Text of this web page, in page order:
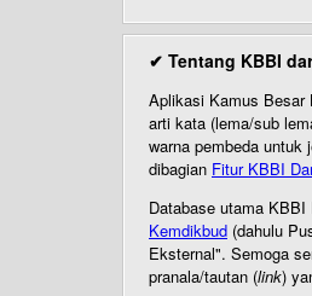
✔ Tentang KBBI
Aplikasi Kamus Besar
arti kata (lema/sub
warna pembeda untuk
dibagian Fitur KBBI
Database utama
Kemdikbud (dahulu
Eksternal". Semoga
pranala/tautan (link)